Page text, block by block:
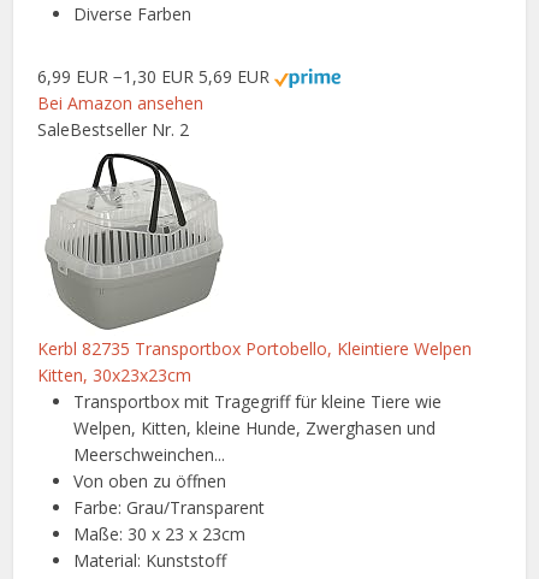
Diverse Farben
6,99 EUR −1,30 EUR 5,69 EUR
Bei Amazon ansehen
SaleBestseller Nr. 2
Kerbl 82735 Transportbox Portobello, Kleintiere Welpen
Kitten, 30x23x23cm
Transportbox mit Tragegriff für kleine Tiere wie
Welpen, Kitten, kleine Hunde, Zwerghasen und
Meerschweinchen...
Von oben zu öffnen
Farbe: Grau/Transparent
Maße: 30 x 23 x 23cm
Material: Kunststoff